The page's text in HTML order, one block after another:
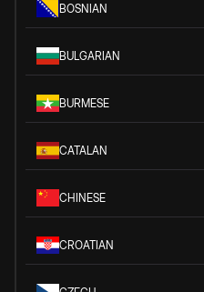
BOSNIAN
BULGARIAN
BURMESE
CATALAN
CHINESE
CROATIAN